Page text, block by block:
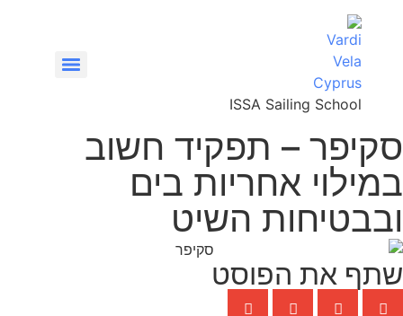
ISSA Sailing School
סקיפר – תפקיד חשוב
במילוי אחריות בים
ובבטיחות השיט
שתף את הפוסט